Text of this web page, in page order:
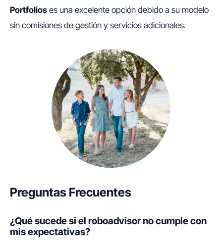
Portfolios es una excelente opción debido a su modelo
sin comisiones de gestión y servicios adicionales.
Preguntas Frecuentes
¿Qué sucede si el roboadvisor no cumple con
mis expectativas?